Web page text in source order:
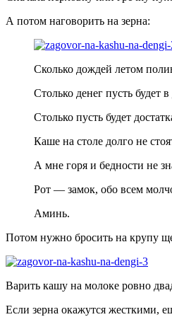
А потом наговорить на зерна:
Сколько дождей летом
Столько денег пусть будет
Столько пусть будет
Каше на столе долго не
А мне горя и бедности не
Рот — замок, обо всем
Аминь.
Потом нужно бросить на крупу
Варить кашу на молоке ровно
Если зерна окажутся жесткими,